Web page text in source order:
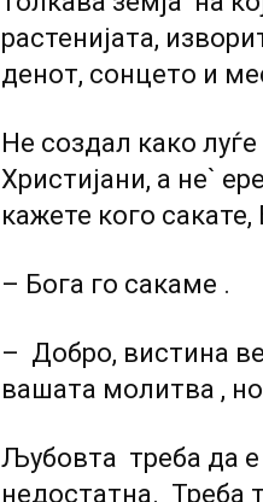
растенијата,
денот, сонцето и
Не создал како
Христијани, а не`
кажете кого
– Бога го сакаме .
– Добро, вистина
вашата молитва ,
Љубовта треба да
недостатна. Треба